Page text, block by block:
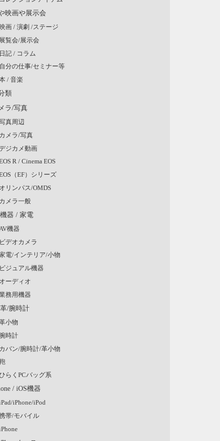
映画や展示会
画 / 演劇 /ステージ
覧会/展示会
記 / コラム
分の仕事/セミナー等
/ 音楽
類
ラ/写真
真周辺
メラ/写真
ジカメ動画
R / Cinema EOS
（EF）シリーズ
リンパス/OMDS
メラ一般
器 / 家電
機器
デオカメラ
電/インテリア/小物
ジュアル機器
ーディオ
務用機器
/腕時計
小物
時計
バン/腕時計/革小物
らくPCバッグ系
/ iOS機器
iPhone/iPod
帯/モバイル